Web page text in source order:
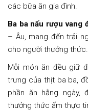
các bữa ăn gia đình.
Ba ba nấu rượu vang
– Âu, mang đến trải
cho người thưởng thức.
Mỗi món ăn đều giữ
trưng của thịt ba ba,
phần ăn hằng ngày,
thưởng thức ẩm thực